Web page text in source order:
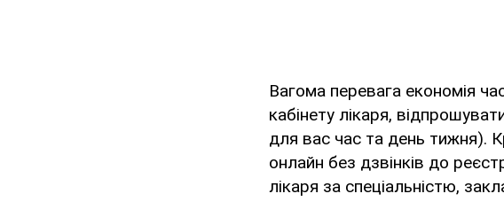
Вагома перевага економія
кабінету лікаря,
для вас час та день тижня).
онлайн без дзвінків до
лікаря за спеціальністю,